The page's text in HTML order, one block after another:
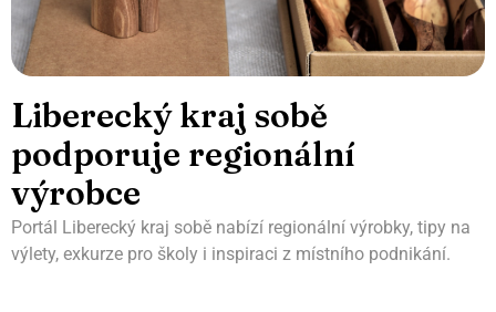
Liberecký kraj sobě
podporuje regionální
výrobce
Portál Liberecký kraj sobě nabízí regionální výrobky, tipy na
výlety, exkurze pro školy i inspiraci z místního podnikání.